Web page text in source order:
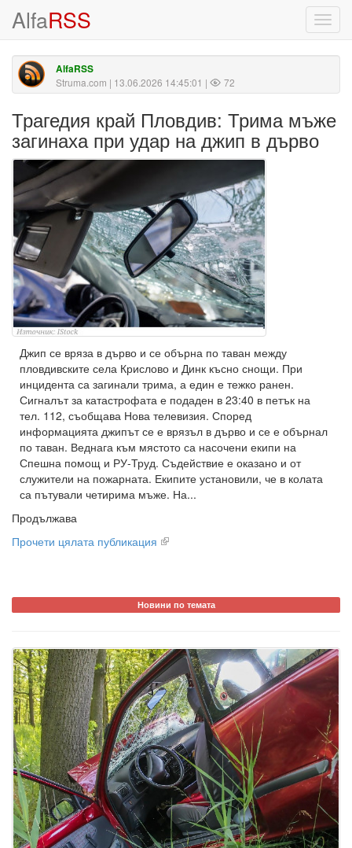
AlfaRSS
AlfaRSS
Struma.com | 13.06.2026 14:45:01 | 72
Трагедия край Пловдив: Трима мъже
загинаха при удар на джип в дърво
Джип се вряза в дърво и се обърна по таван между
пловдивските села Крислово и Динк късно снощи. При
инцидента са загинали трима, а един е тежко ранен.
Сигналът за катастрофата е подаден в 23:40 в петък на
тел. 112, съобщава Нова телевизия. Според
информацията джипът се е врязъл в дърво и се е обърнал
по таван. Веднага към мястото са насочени екипи на
Спешна помощ и РУ-Труд. Съдействие е оказано и от
служители на пожарната. Екипите установили, че в колата
са пътували четирима мъже. На...
Продължава
Прочети цялата публикация
Новини по темата